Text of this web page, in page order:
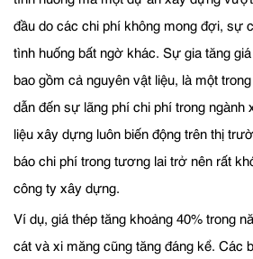
đầu do các chi phí không mong đợi, sự
tình huống bất ngờ khác. Sự gia tăng
bao gồm cả nguyên vật liệu, là một
dẫn đến sự lãng phí chi phí trong ngành
liệu xây dựng luôn biến động trên thị
báo chi phí trong tương lai trở nên rất
công ty xây dựng.
Ví dụ, giá thép tăng khoảng 40% trong
cát và xi măng cũng tăng đáng kể. Các